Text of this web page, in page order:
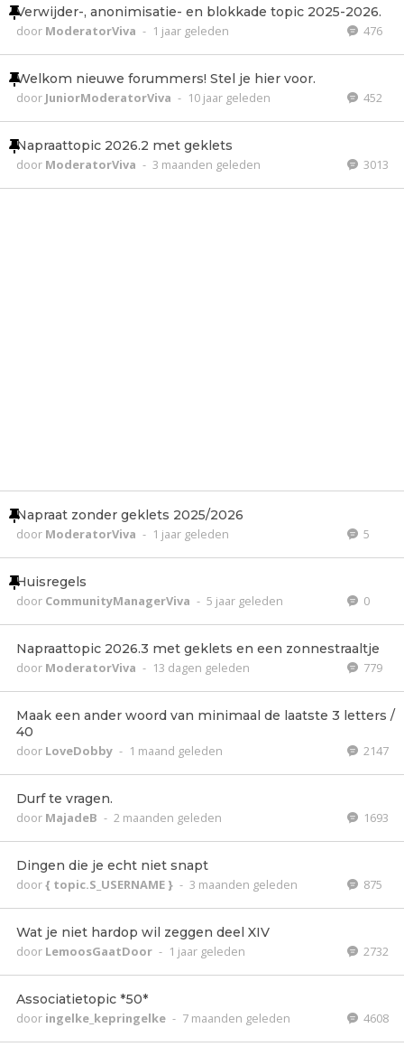
Verwijder-, anonimisatie- en blokkade topic 2025-2026.
door ModeratorViva - 1 jaar geleden 476
Welkom nieuwe forummers! Stel je hier voor.
door JuniorModeratorViva - 10 jaar geleden 452
Napraattopic 2026.2 met geklets
door ModeratorViva - 3 maanden geleden 3013
Napraat zonder geklets 2025/2026
door ModeratorViva - 1 jaar geleden 5
Huisregels
door CommunityManagerViva - 5 jaar geleden 0
Napraattopic 2026.3 met geklets en een zonnestraaltje
door ModeratorViva - 13 dagen geleden 779
Maak een ander woord van minimaal de laatste 3 letters /
40
door LoveDobby - 1 maand geleden 2147
Durf te vragen.
door MajadeB - 2 maanden geleden 1693
Dingen die je echt niet snapt
door{ topic.S_USERNAME } - 3 maanden geleden 875
Wat je niet hardop wil zeggen deel XIV
door LemoosGaatDoor - 1 jaar geleden 2732
Associatietopic *50*
door ingelke_kepringelke - 7 maanden geleden 4608